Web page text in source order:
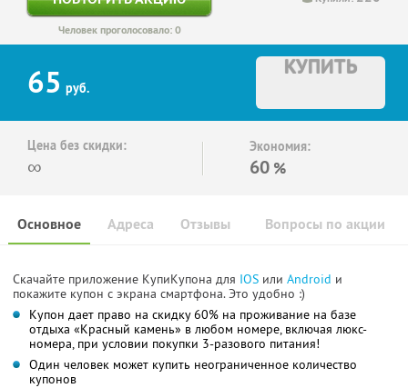
Человек проголосовало: 0
65 руб.
КУПИТЬ
Цена без скидки:
∞
Экономия:
60 %
Основное Отзывы Вопросы по акции
Адреса
Скачайте приложение КупиКупона для IOS или Android и
покажите купон с экрана смартфона. Это удобно :)
Купон дает право на скидку 60% на проживание на базе
отдыха «Красный камень» в любом номере, включая люкс-
номера, при условии покупки 3-разового питания!
Один человек может купить неограниченное количество
купонов